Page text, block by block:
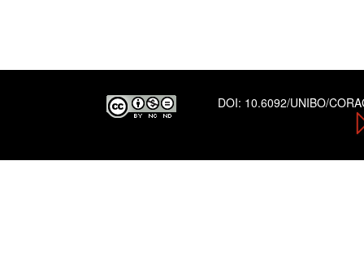
DOI: 10.6092/UNIBO/